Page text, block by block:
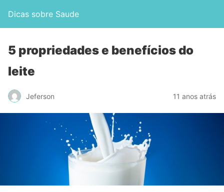
Dicas sobre Saude
5 propriedades e benefícios do
leite
Jeferson 11 anos atrás